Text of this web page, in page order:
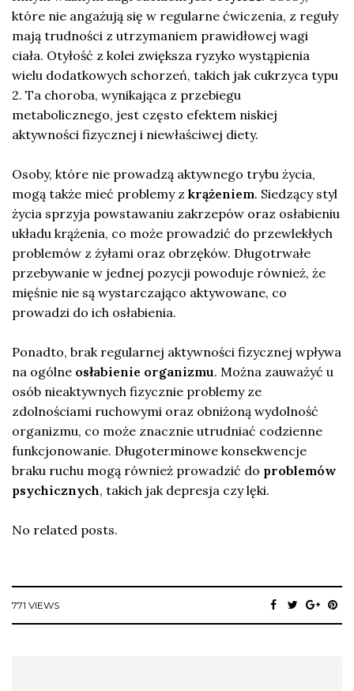
które nie angażują się w regularne ćwiczenia, z reguły
mają trudności z utrzymaniem prawidłowej wagi
ciała. Otyłość z kolei zwiększa ryzyko wystąpienia
wielu dodatkowych schorzeń, takich jak cukrzyca typu
2. Ta choroba, wynikająca z przebiegu
metabolicznego, jest często efektem niskiej
aktywności fizycznej i niewłaściwej diety.
Osoby, które nie prowadzą aktywnego trybu życia,
mogą także mieć problemy z krążeniem. Siedzący styl
życia sprzyja powstawaniu zakrzepów oraz osłabieniu
układu krążenia, co może prowadzić do przewlekłych
problemów z żyłami oraz obrzęków. Długotrwałe
przebywanie w jednej pozycji powoduje również, że
mięśnie nie są wystarczająco aktywowane, co
prowadzi do ich osłabienia.
Ponadto, brak regularnej aktywności fizycznej wpływa
na ogólne osłabienie organizmu. Można zauważyć u
osób nieaktywnych fizycznie problemy ze
zdolnościami ruchowymi oraz obniżoną wydolność
organizmu, co może znacznie utrudniać codzienne
funkcjonowanie. Długoterminowe konsekwencje
braku ruchu mogą również prowadzić do problemów
psychicznych, takich jak depresja czy lęki.
No related posts.
771 VIEWS